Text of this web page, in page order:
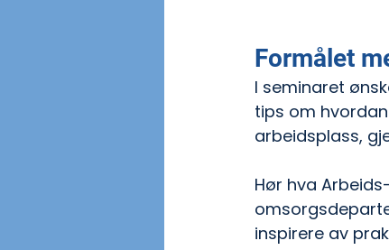
Formålet
I seminaret
tips om
arbeidsplass,
Hør hva
inspirere av